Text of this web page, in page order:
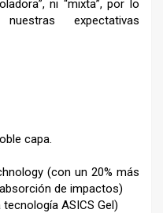
ni “mixta”, por lo
expectativas
capa.
(con un 20% más
de impactos)
ASICS Gel)